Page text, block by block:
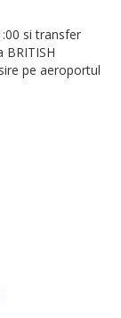
si transfer
BRITISH
pe aeroportul